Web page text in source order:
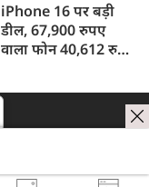
iPhone 16 पर बड़ी
डील, 67,900 रुपए
वाला फोन 40,612 रुपए